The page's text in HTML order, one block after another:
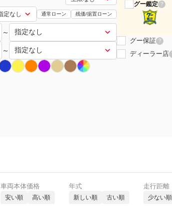
通常ローン 残価/据置ローン
～
～
グー鑑定 ?
グー保証 ?
ディーラー店
車両本体価格
安い順 高い順
年式
新しい順 古い順
走行距離
少ない順